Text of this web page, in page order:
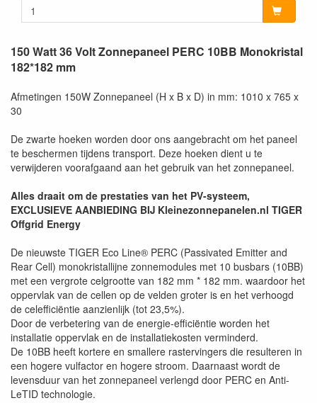
150 Watt 36 Volt Zonnepaneel PERC 10BB Monokristal
182*182 mm
Afmetingen 150W Zonnepaneel (H x B x D) in mm: 1010 x 765 x
30
De zwarte hoeken worden door ons aangebracht om het paneel
te beschermen tijdens transport. Deze hoeken dient u te
verwijderen voorafgaand aan het gebruik van het zonnepaneel.
Alles draait om de prestaties van het PV-systeem,
EXCLUSIEVE AANBIEDING BIJ Kleinezonnepanelen.nl TIGER
Offgrid Energy
De nieuwste TIGER Eco Line® PERC (Passivated Emitter and
Rear Cell) monokristallijne zonnemodules met 10 busbars (10BB)
met een vergrote celgrootte van 182 mm * 182 mm. waardoor het
oppervlak van de cellen op de velden groter is en het verhoogd
de celefficiëntie aanzienlijk (tot 23,5%).
Door de verbetering van de energie-efficiëntie worden het
installatie oppervlak en de installatiekosten verminderd.
De 10BB heeft kortere en smallere rastervingers die resulteren in
een hogere vulfactor en hogere stroom. Daarnaast wordt de
levensduur van het zonnepaneel verlengd door PERC en Anti-
LeTID technologie.